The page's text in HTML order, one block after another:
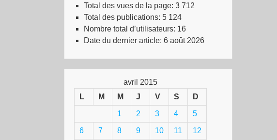
Total des vues de la page: 3 712
Total des publications: 5 124
Nombre total d’utilisateurs: 16
Date du dernier article: 6 août 2026
avril 2015
L
M M J V S D
1 2 3 4 5
6 7 8 9 10 11 12